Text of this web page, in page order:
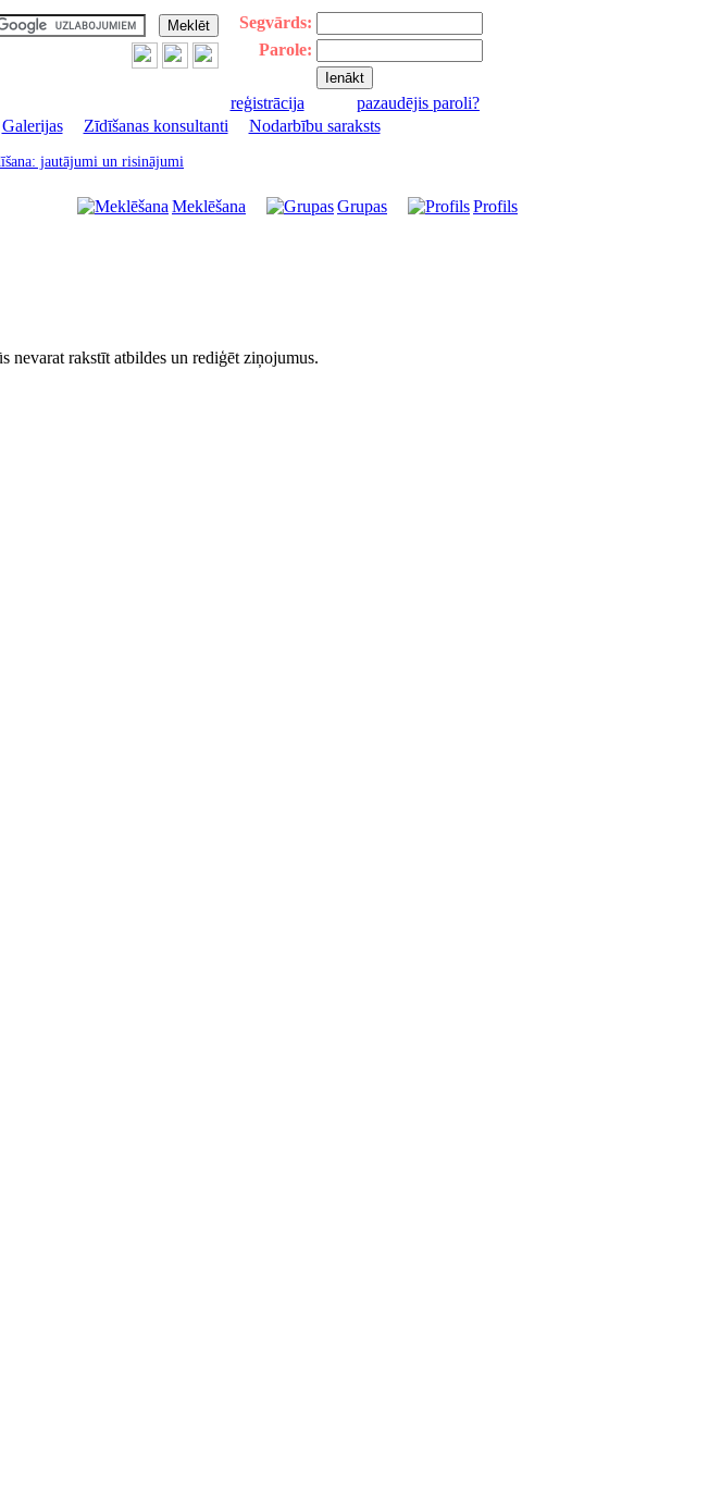
Segvārds:
Parole:
reģistrācija
pazaudējis paroli?
Galerijas| Zīdīšanas konsultanti Nodarbību saraksts
jautājumi un risinājumi
Meklēšana Grupas Profils
nevarat rakstīt atbildes un rediģēt ziņojumus.